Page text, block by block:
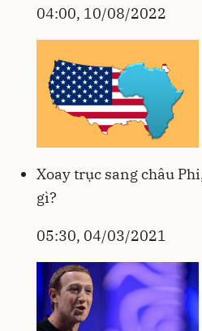
04:00, 10/08/2022
Xoay trục sang châu
gì?
05:30, 04/03/2021